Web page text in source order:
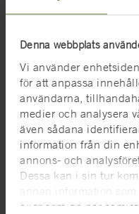
Denna webbplats
Vi använder
för att anpassa
användarna,
medier och analysera
även sådana
information från din
annons- och
Dessa kan i sin tur
annan information
eller som de har
Helena Grännsjö,